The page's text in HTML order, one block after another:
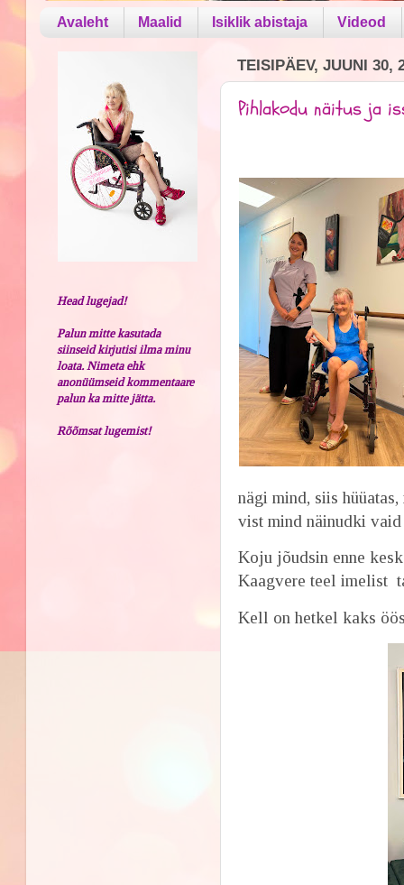
Avaleht Maalid Isiklik abistaja Videod
TEISIPÄEV, JUUNI 30,
Pihlakodu näitus ja
nägi mind, siis
vist mind näinudki vaid
Koju jõudsin enne
Kaagvere teel imelist
Kell on hetkel kaks
Head lugejad!
Palun mitte kasutada
siinseid kirjutisi ilma minu
loata. Nimeta ehk
anonüümseid kommentaare
palun ka mitte jätta.
Rõõmsat lugemist!